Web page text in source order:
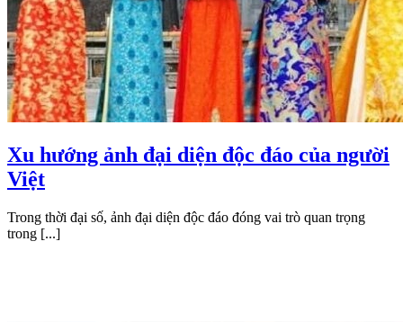
Xu hướng ảnh đại diện độc đáo của người
Việt
Trong thời đại số, ảnh đại diện độc đáo đóng vai trò quan trọng
trong [...]